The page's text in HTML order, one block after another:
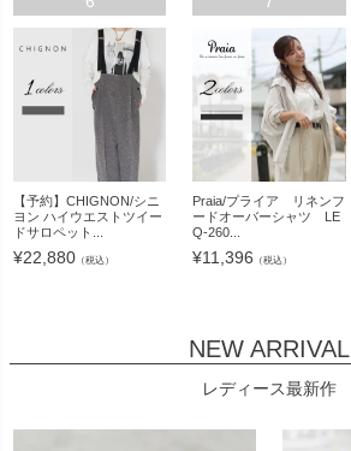
【予約】CHIGNON/シニ
ヨン ハイウエストツイー
ドサロペット...
¥22,880 （税込）
Praia/プライア リネンフ
ードオーバーシャツ LE
Q-260...
¥11,396 （税込）
NEW ARRIVAL
レディース最新作